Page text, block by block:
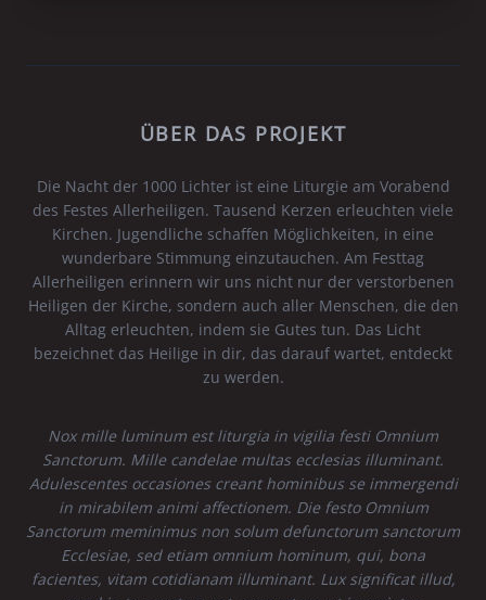
ÜBER DAS PROJEKT
Die Nacht der 1000 Lichter ist eine Liturgie am Vorabend
des Festes Allerheiligen. Tausend Kerzen erleuchten viele
Kirchen. Jugendliche schaffen Möglichkeiten, in eine
wunderbare Stimmung einzutauchen. Am Festtag
Allerheiligen erinnern wir uns nicht nur der verstorbenen
Heiligen der Kirche, sondern auch aller Menschen, die den
Alltag erleuchten, indem sie Gutes tun. Das Licht
bezeichnet das Heilige in dir, das darauf wartet, entdeckt
zu werden.
Nox mille luminum est liturgia in vigilia festi Omnium
Sanctorum. Mille candelae multas ecclesias illuminant.
Adulescentes occasiones creant hominibus se immergendi
in mirabilem animi affectionem. Die festo Omnium
Sanctorum meminimus non solum defunctorum sanctorum
Ecclesiae, sed etiam omnium hominum, qui, bona
facientes, vitam cotidianam illuminant. Lux significat illud,